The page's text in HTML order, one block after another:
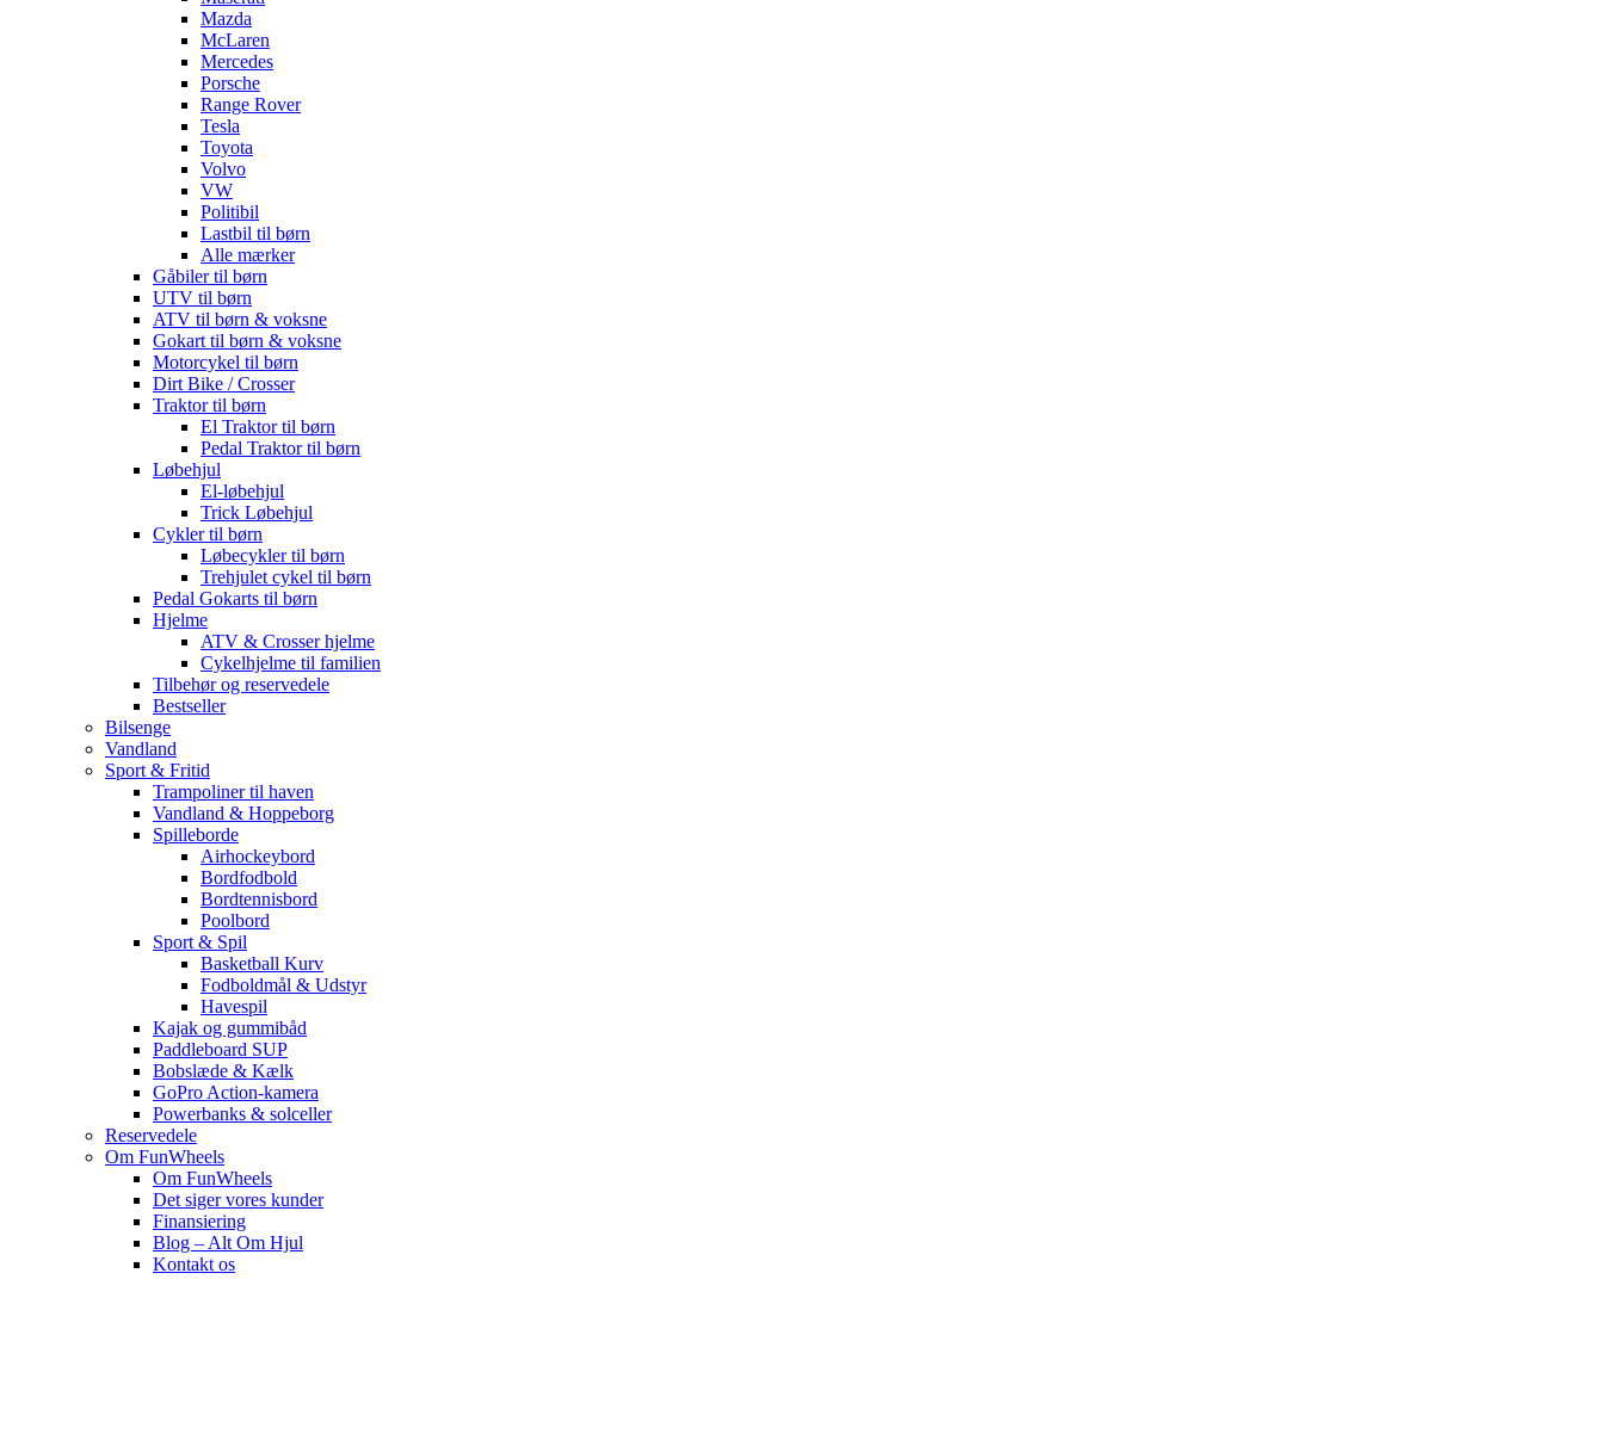
Mazda
McLaren
Mercedes
Porsche
Range Rover
Tesla
Toyota
Volvo
VW
Politibil
Lastbil til børn
Alle mærker
Gåbiler til børn
UTV til børn
ATV til børn & voksne
Gokart til børn & voksne
Motorcykel til børn
Dirt Bike / Crosser
Traktor til børn
El Traktor til børn
Pedal Traktor til børn
Løbehjul
El-løbehjul
Trick Løbehjul
Cykler til børn
Løbecykler til børn
Trehjulet cykel til børn
Pedal Gokarts til børn
Hjelme
ATV & Crosser hjelme
Cykelhjelme til familien
Tilbehør og reservedele
Bestseller
Bilsenge
Vandland
Sport & Fritid
Trampoliner til haven
Vandland & Hoppeborg
Spilleborde
Airhockeybord
Bordfodbold
Bordtennisbord
Poolbord
Sport & Spil
Basketball Kurv
Fodboldmål & Udstyr
Havespil
Kajak og gummibåd
Paddleboard SUP
Bobslæde & Kælk
GoPro Action-kamera
Powerbanks & solceller
Reservedele
Om FunWheels
Om FunWheels
Det siger vores kunder
Finansiering
Blog – Alt Om Hjul
Kontakt os